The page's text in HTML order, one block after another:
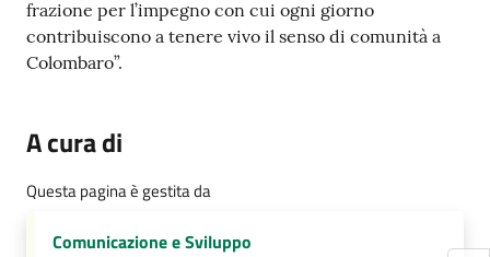
frazione per l’impegno con cui ogni giorno
contribuiscono a tenere vivo il senso di comunità a
Colombaro”.
A cura di
Questa pagina è gestita da
Comunicazione e Sviluppo